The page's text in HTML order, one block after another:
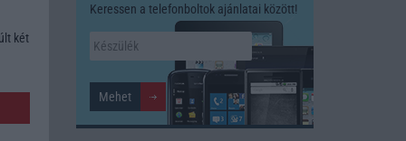
két
Keressen a telefonboltok ajánlatai között!